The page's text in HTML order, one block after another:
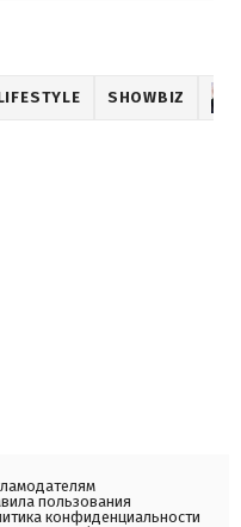
SHOWBIZ
пользования
конфиденциальности